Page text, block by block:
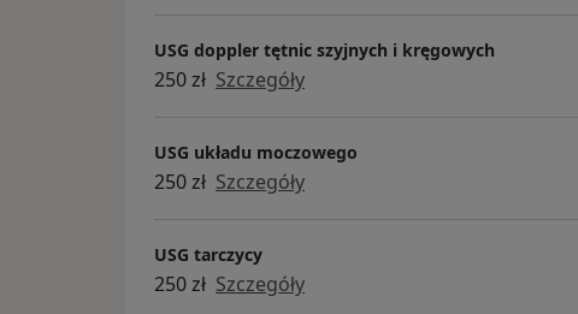
USG doppler tętnic szyjnych i kręgowych
250 zł Szczegóły
USG układu moczowego
250 zł Szczegóły
USG tarczycy
250 zł Szczegóły